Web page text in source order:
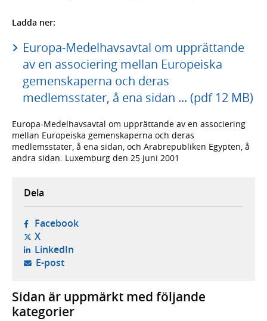
Ladda ner:
Europa-Medelhavsavtal om upprättande
av en associering mellan Europeiska
gemenskaperna och deras
medlemsstater, å ena sidan ... (pdf 12 MB)
Europa-Medelhavsavtal om upprättande av en associering
mellan Europeiska gemenskaperna och deras
medlemsstater, å ena sidan, och Arabrepubliken Egypten, å
andra sidan. Luxemburg den 25 juni 2001
Dela
Facebook- öppnas i ny flik, extern webbplats,
X- öppnas i ny flik, extern webbplats,
LinkedIn- öppnas i ny flik, extern webbplats,
E-post- öppnar din e-postklient,
Sidan är uppmärkt med följande
kategorier